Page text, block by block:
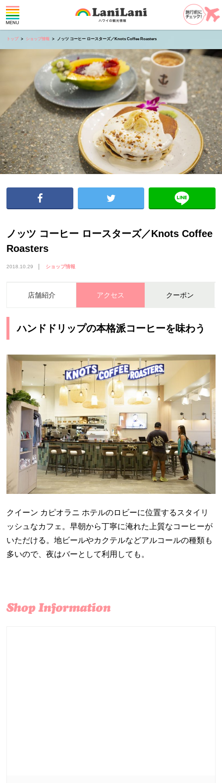
トップ ショップ情報 ノッツ コーヒー ロースターズ／Knots Coffee Roasters
ノッツ コーヒー ロースターズ／Knots Coffee
Roasters
2018.10.29 ショップ情報
店舗紹介 アクセス クーポン
ハンドドリップの本格派コーヒーを味わう
クイーン カピオラニ ホテルのロビーに位置するスタイリ
ッシュなカフェ。早朝から丁寧に淹れた上質なコーヒーが
いただける。地ビールやカクテルなどアルコールの種類も
多いので、夜はバーとして利用しても。